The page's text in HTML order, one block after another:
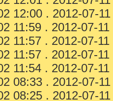
12:00 . 2012-07-
11:59 . 2012-07-
11:57 . 2012-07-
11:57 . 2012-07-
11:54 . 2012-07-
08:33 . 2012-07-
08:25 . 2012-07-